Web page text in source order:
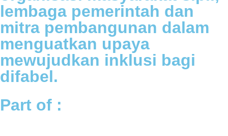
lembaga pemerintah dan
mitra pembangunan dalam
menguatkan upaya
mewujudkan inklusi bagi
difabel.
Part of :